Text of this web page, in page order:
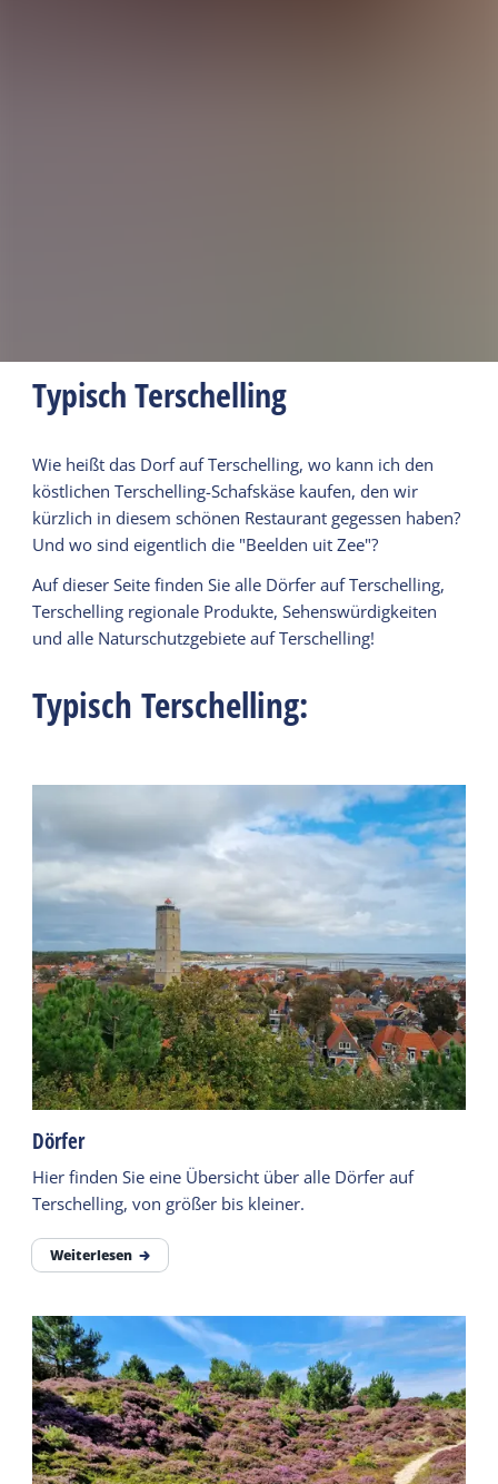
Typisch Terschelling
Wie heißt das Dorf auf Terschelling, wo kann ich den
köstlichen Terschelling-Schafskäse kaufen, den wir
kürzlich in diesem schönen Restaurant gegessen haben?
Und wo sind eigentlich die "Beelden uit Zee"?
Auf dieser Seite finden Sie alle Dörfer auf Terschelling,
Terschelling regionale Produkte, Sehenswürdigkeiten
und alle Naturschutzgebiete auf Terschelling!
Typisch Terschelling:
Dörfer
Hier finden Sie eine Übersicht über alle Dörfer auf
Terschelling, von größer bis kleiner.
Weiterlesen